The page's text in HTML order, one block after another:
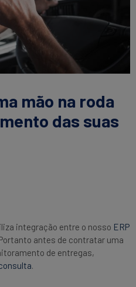
mão na roda
das suas
integração entre o nosso ERP
antes de contratar uma
de entregas,
.